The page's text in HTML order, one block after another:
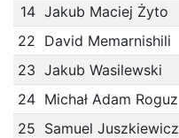
14 Jakub Maciej Żyto
22 David Memarnishili
23 Jakub Wasilewski
24 Michał Adam Roguz
25 Samuel Juszkiewicz